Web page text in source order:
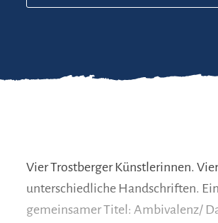
Vier Trostberger Künstlerinnen.
unterschiedliche Handschriften. Ein
gemeinsamer Titel: Ambivalenz/